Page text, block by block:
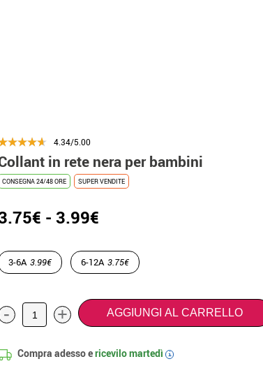
4.34/5.00
in rete nera per bambini
CONSEGNA 24/48 ORE SUPER VENDITE
- 3.99€
3-6A 3.99€ 6-12A 3.75€
- + AGGIUNGI AL CARRELLO
Compra adesso ericevilomartedì i